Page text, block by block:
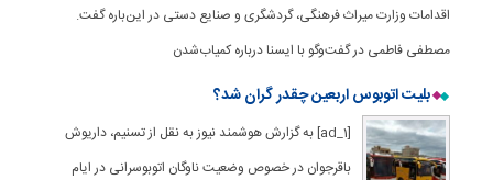
اقدامات وزارت میراث فرهنگی، گردشگری و صنایع دستی در این‌باره گفت.
مصطفی فاطمی در گفت‌وگو با ایسنا درباره کمیاب‌شدن
بلیت اتوبوس اربعین چقدر گران شد؟
[ad_1] به گزارش هوشمند نیوز به نقل از تسنیم، داریوش
باقرجوان در خصوص وضعیت ناوگان اتوبوسرانی در ایام